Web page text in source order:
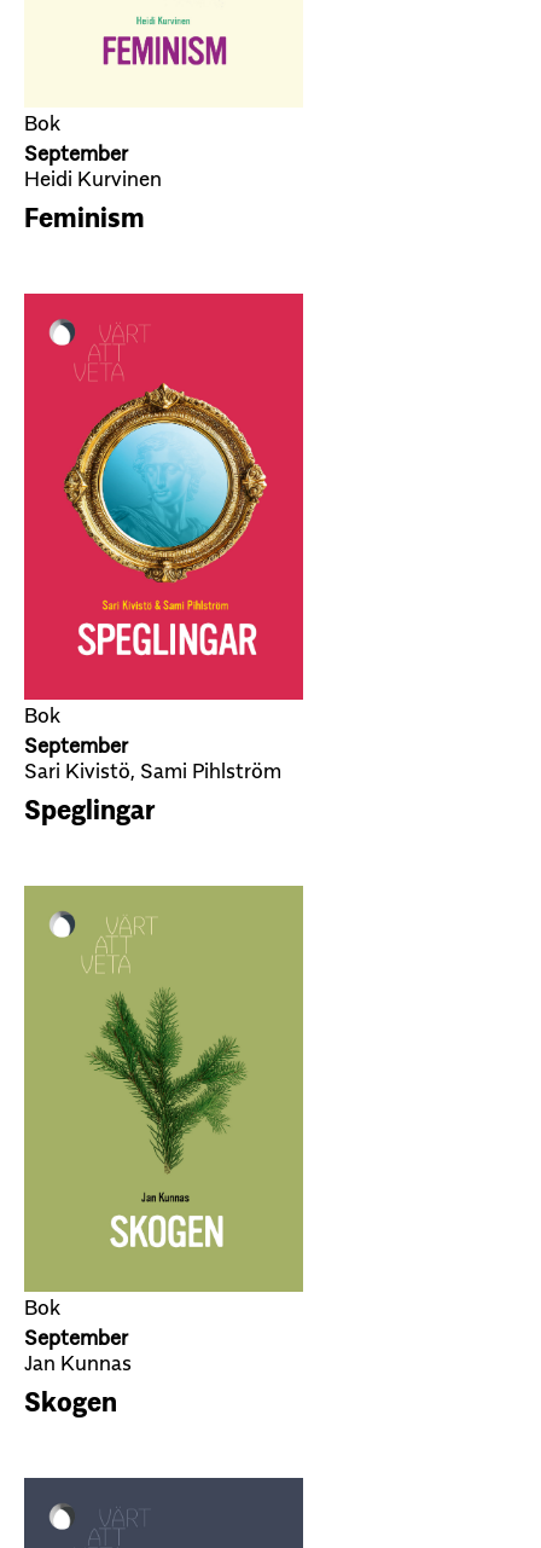
Bok
September
Heidi Kurvinen
Feminism
Bok
September
Sari Kivistö, Sami Pihlström
Speglingar
Bok
September
Jan Kunnas
Skogen